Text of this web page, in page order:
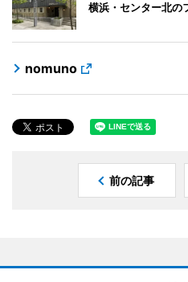
横浜・センター北の
nomuno
前の記事